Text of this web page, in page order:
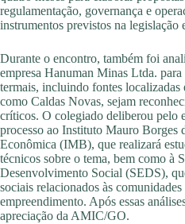
regulamentação, governança e
instrumentos previstos na legislação
Durante o encontro, também foi
empresa Hanuman Minas Ltda. para
termais, incluindo fontes
como Caldas Novas, sejam
críticos. O colegiado deliberou pelo
processo ao Instituto Mauro Borges
Econômica (IMB), que realizará
técnicos sobre o tema, bem como à
Desenvolvimento Social (SEDS),
sociais relacionados às comunidades
empreendimento. Após essas
apreciação da AMIC/GO.